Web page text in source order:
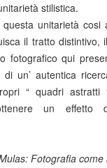
stilistica.
unitarietà
il tratto distintivo,
fotografico qui
di un’ autentica
“ quadri astratti
un effetto
Fotografia come